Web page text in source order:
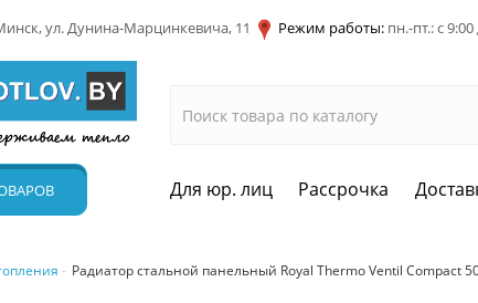
ул. Дунина-Марцинкевича, 11 Режим работы: пн.-пт.: с
Для юр. лиц Рассрочка
Радиатор стальной панельный Royal Thermo Ventil Compact